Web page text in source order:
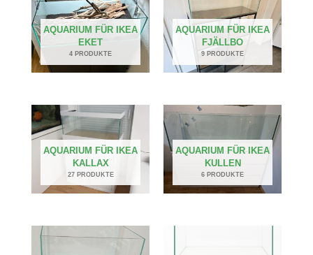
AQUARIUM FÜR IKEA
EKET
4 PRODUKTE
AQUARIUM FÜR IKEA
FJÄLLBO
9 PRODUKTE
AQUARIUM FÜR IKEA
KALLAX
27 PRODUKTE
AQUARIUM FÜR IKEA
KULLEN
6 PRODUKTE